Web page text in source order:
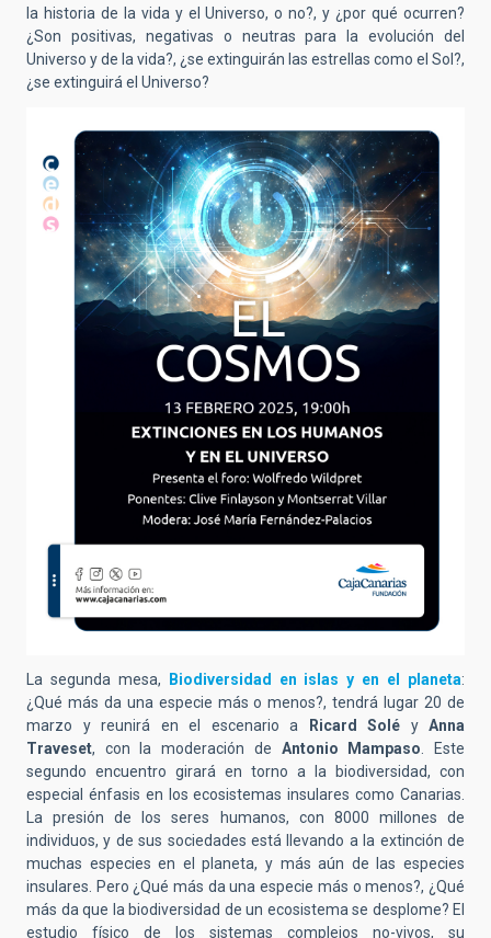
la historia de la vida y el Universo, o no?, y ¿por qué ocurren?
¿Son positivas, negativas o neutras para la evolución del
Universo y de la vida?, ¿se extinguirán las estrellas como el Sol?,
¿se extinguirá el Universo?
La segunda mesa, Biodiversidad en islas y en el planeta:
¿Qué más da una especie más o menos?, tendrá lugar 20 de
marzo y reunirá en el escenario a Ricard Solé y Anna
Traveset, con la moderación de Antonio Mampaso . Este
segundo encuentro girará en torno a la biodiversidad, con
especial énfasis en los ecosistemas insulares como Canarias.
La presión de los seres humanos, con 8000 millones de
individuos, y de sus sociedades está llevando a la extinción de
muchas especies en el planeta, y más aún de las especies
insulares. Pero ¿Qué más da una especie más o menos?, ¿Qué
más da que la biodiversidad de un ecosistema se desplome? El
estudio físico de los sistemas complejos no-vivos, su